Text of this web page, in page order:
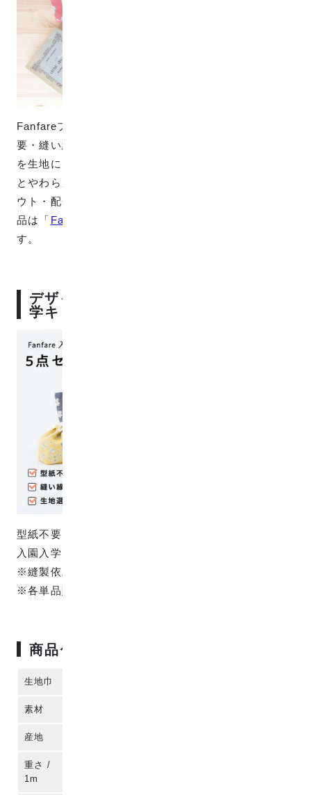
Fanfareファブリックは、手芸初心者にやさしい型紙不
要・縫い線付きの制作キット「Fanfare」で生まれた柄
を生地にしたものです。Fanfare制作キットと同じ質感
とやわらかく滑らかな肌触りで、柄のサイズやレイア
ウト・配色を生地に合わせて変更しています。 この商
品は「 Fanfare 入園入学キット
す。
デザインの元となったFanfare入園入
学キット花柄
型紙不要・縫い線付きで手芸初心者にやさしいFanfare
入園入学キットです。
※縫製依頼オプションあり。
※各単品購入可能。
商品仕様
生地巾
素材
産地
重さ /
1m